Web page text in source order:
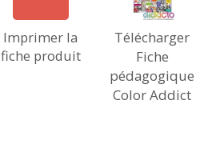
Imprimer la
fiche produit
Télécharger
Fiche
pédagogique
Color Addict